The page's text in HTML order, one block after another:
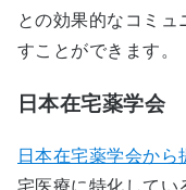
との効果的なコミ
すことができます。
日本在宅薬学会
日本在宅薬学会か